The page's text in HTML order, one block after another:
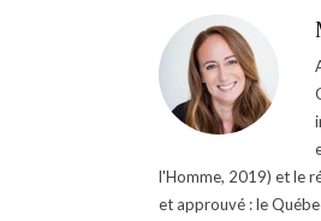
l'Homme, 2019) et le
et approuvé : le